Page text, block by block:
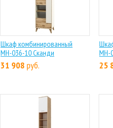
Шкаф комбинированный
МН-036-10 Сканди
31 908 руб.
МН-
25